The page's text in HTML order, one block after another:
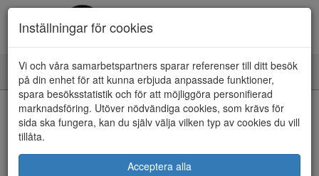
Toggle
navigation
HEM
Inställningar för cookies
Vi och våra samarbetspartners sparar referenser till ditt besök
på din enhet för att kunna erbjuda anpassade funktioner,
spara besöksstatistik och för att möjliggöra personifierad
marknadsföring. Utöver nödvändiga cookies, som krävs för
sida ska fungera, kan du själv välja vilken typ av cookies du vill
tillåta.
Acceptera alla